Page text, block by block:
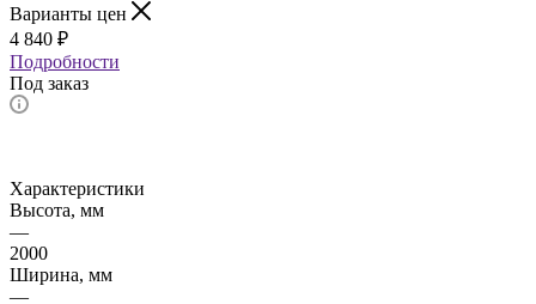
Варианты цен
4 840 ₽
Подробности
Под заказ
Характеристики
Высота, мм
—
2000
Ширина, мм
—